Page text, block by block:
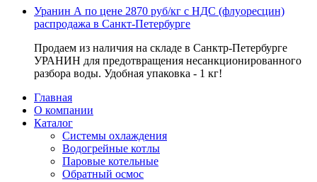
Уранин А по цене 2870 руб/кг с НДС (флуоресцин)
распродажа в Санкт-Петербурге
Продаем из наличия на складе в Санктр-Петербурге
УРАНИН для предотвращения несанкционированного
разбора воды. Удобная упаковка - 1 кг!
Главная
О компании
Каталог
Системы охлаждения
Водогрейные котлы
Паровые котельные
Обратный осмос